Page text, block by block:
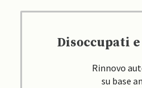
Disoccupati
Rinnovo
su base